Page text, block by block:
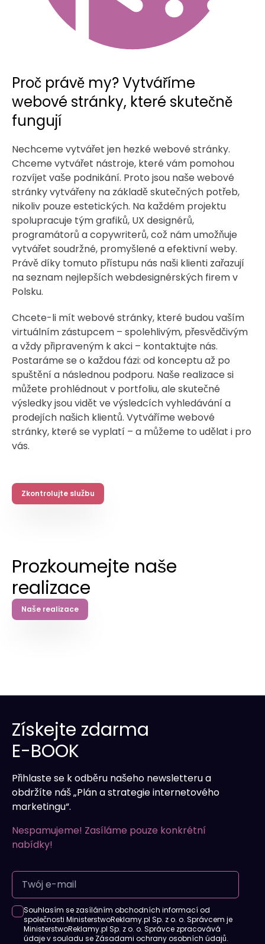
Proč právě my? Vytváříme
webové stránky, které skutečně
fungují
Nechceme vytvářet jen hezké webové stránky.
Chceme vytvářet nástroje, které vám pomohou
rozvíjet vaše podnikání. Proto jsou naše webové
stránky vytvářeny na základě skutečných potřeb,
nikoliv pouze estetických. Na každém projektu
spolupracuje tým grafiků, UX designérů,
programátorů a copywriterů, což nám umožňuje
vytvářet soudržné, promyšlené a efektivní weby.
Právě díky tomuto přístupu nás naši klienti zařazují
na seznam nejlepších webdesignérských firem v
Polsku.
Chcete-li mít webové stránky, které budou vaším
virtuálním zástupcem – spolehlivým, přesvědčivým
a vždy připraveným k akci – kontaktujte nás.
Postaráme se o každou fázi: od konceptu až po
spuštění a následnou podporu. Naše realizace si
můžete prohlédnout v portfoliu, ale skutečné
výsledky jsou vidět ve výsledcích vyhledávání a
prodejích našich klientů. Vytváříme webové
stránky, které se vyplatí – a můžeme to udělat i pro
vás.
Zkontrolujte službu
Prozkoumejte naše
realizace
Naše realizace
Získejte zdarma
E-BOOK
Přihlaste se k odběru našeho newsletteru a
obdržíte náš „Plán a strategie internetového
marketingu“.
Nespamujeme! Zasíláme pouze konkrétní
nabídky!
Souhlasím se zasíláním obchodních informací od
společnosti MinisterstwoReklamy.pl Sp. z o. o. Správcem je
MinisterstwoReklamy.pl Sp. z o. o. Správce zpracovává
údaje v souladu se Zásadami ochrany osobních údajů.